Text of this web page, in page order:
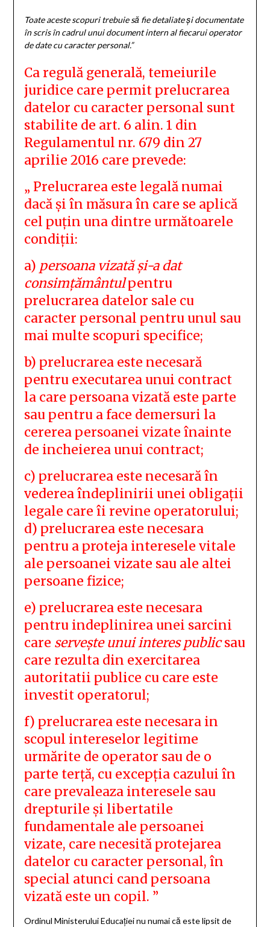
Toate aceste scopuri trebuie să fie detaliate și documentate
în scris în cadrul unui document intern al fiecarui operator
de date cu caracter personal.”
Ca regulă generală, temeiurile
juridice care permit prelucrarea
datelor cu caracter personal sunt
stabilite de art. 6 alin. 1 din
Regulamentul nr. 679 din 27
aprilie 2016 care prevede:
„ Prelucrarea este legală numai
dacă și în măsura în care se aplică
cel puțin una dintre următoarele
condiții:
a) persoana vizată și-a dat
consimțământulpentru
prelucrarea datelor sale cu
caracter personal pentru unul sau
mai multe scopuri specifice;
b) prelucrarea este necesară
pentru executarea unui contract
la care persoana vizată este parte
sau pentru a face demersuri la
cererea persoanei vizate înainte
de incheierea unui contract;
c) prelucrarea este necesară în
vederea îndeplinirii unei obligații
legale care îi revine operatorului;
d) prelucrarea este necesara
pentru a proteja interesele vitale
ale persoanei vizate sau ale altei
persoane fizice;
e) prelucrarea este necesara
pentru indeplinirea unei sarcini
care servește unui interes publicsau
care rezulta din exercitarea
autoritatii publice cu care este
investit operatorul;
f) prelucrarea este necesara in
scopul intereselor legitime
urmărite de operator sau de o
parte terță, cu excepția cazului în
care prevaleaza interesele sau
drepturile și libertatile
fundamentale ale persoanei
vizate, care necesită protejarea
datelor cu caracter personal, în
special atunci cand persoana
vizată este un copil. ”
Ordinul Ministerului Educației nu numai că este lipsit de